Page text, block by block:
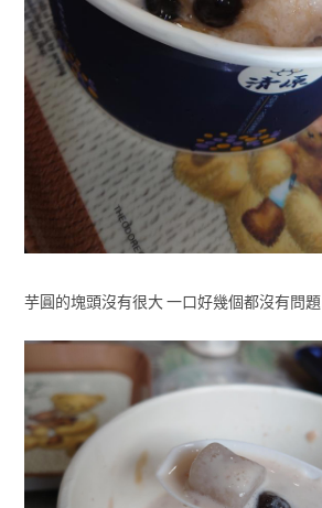
芋圓的塊頭沒有很大 一口好幾個都沒有問題